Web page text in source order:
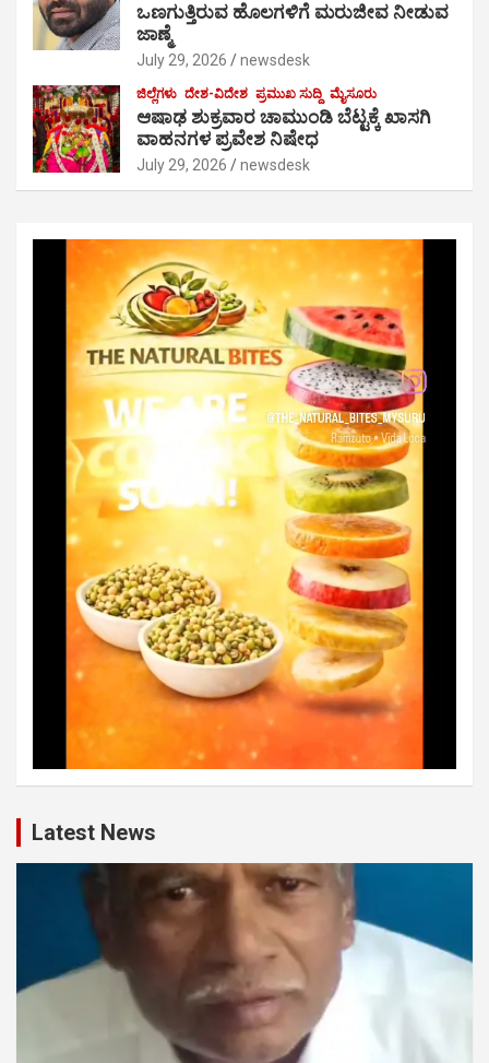
ಒಣಗುತ್ತಿರುವ ಹೊಲಗಳಿಗೆ ಮರುಜೀವ ನೀಡುವ
ಜಾಣ್ಮೆ
July 29, 2026 newsdesk
ಜಿಲ್ಲೆಗಳು ದೇಶ-ವಿದೇಶ ಪ್ರಮುಖ ಸುದ್ದಿ ಮೈಸೂರು
ಆಷಾಢ ಶುಕ್ರವಾರ ಚಾಮುಂಡಿ ಬೆಟ್ಟಕ್ಕೆ ಖಾಸಗಿ
ವಾಹನಗಳ ಪ್ರವೇಶ ನಿಷೇಧ
July 29, 2026 newsdesk
Latest News